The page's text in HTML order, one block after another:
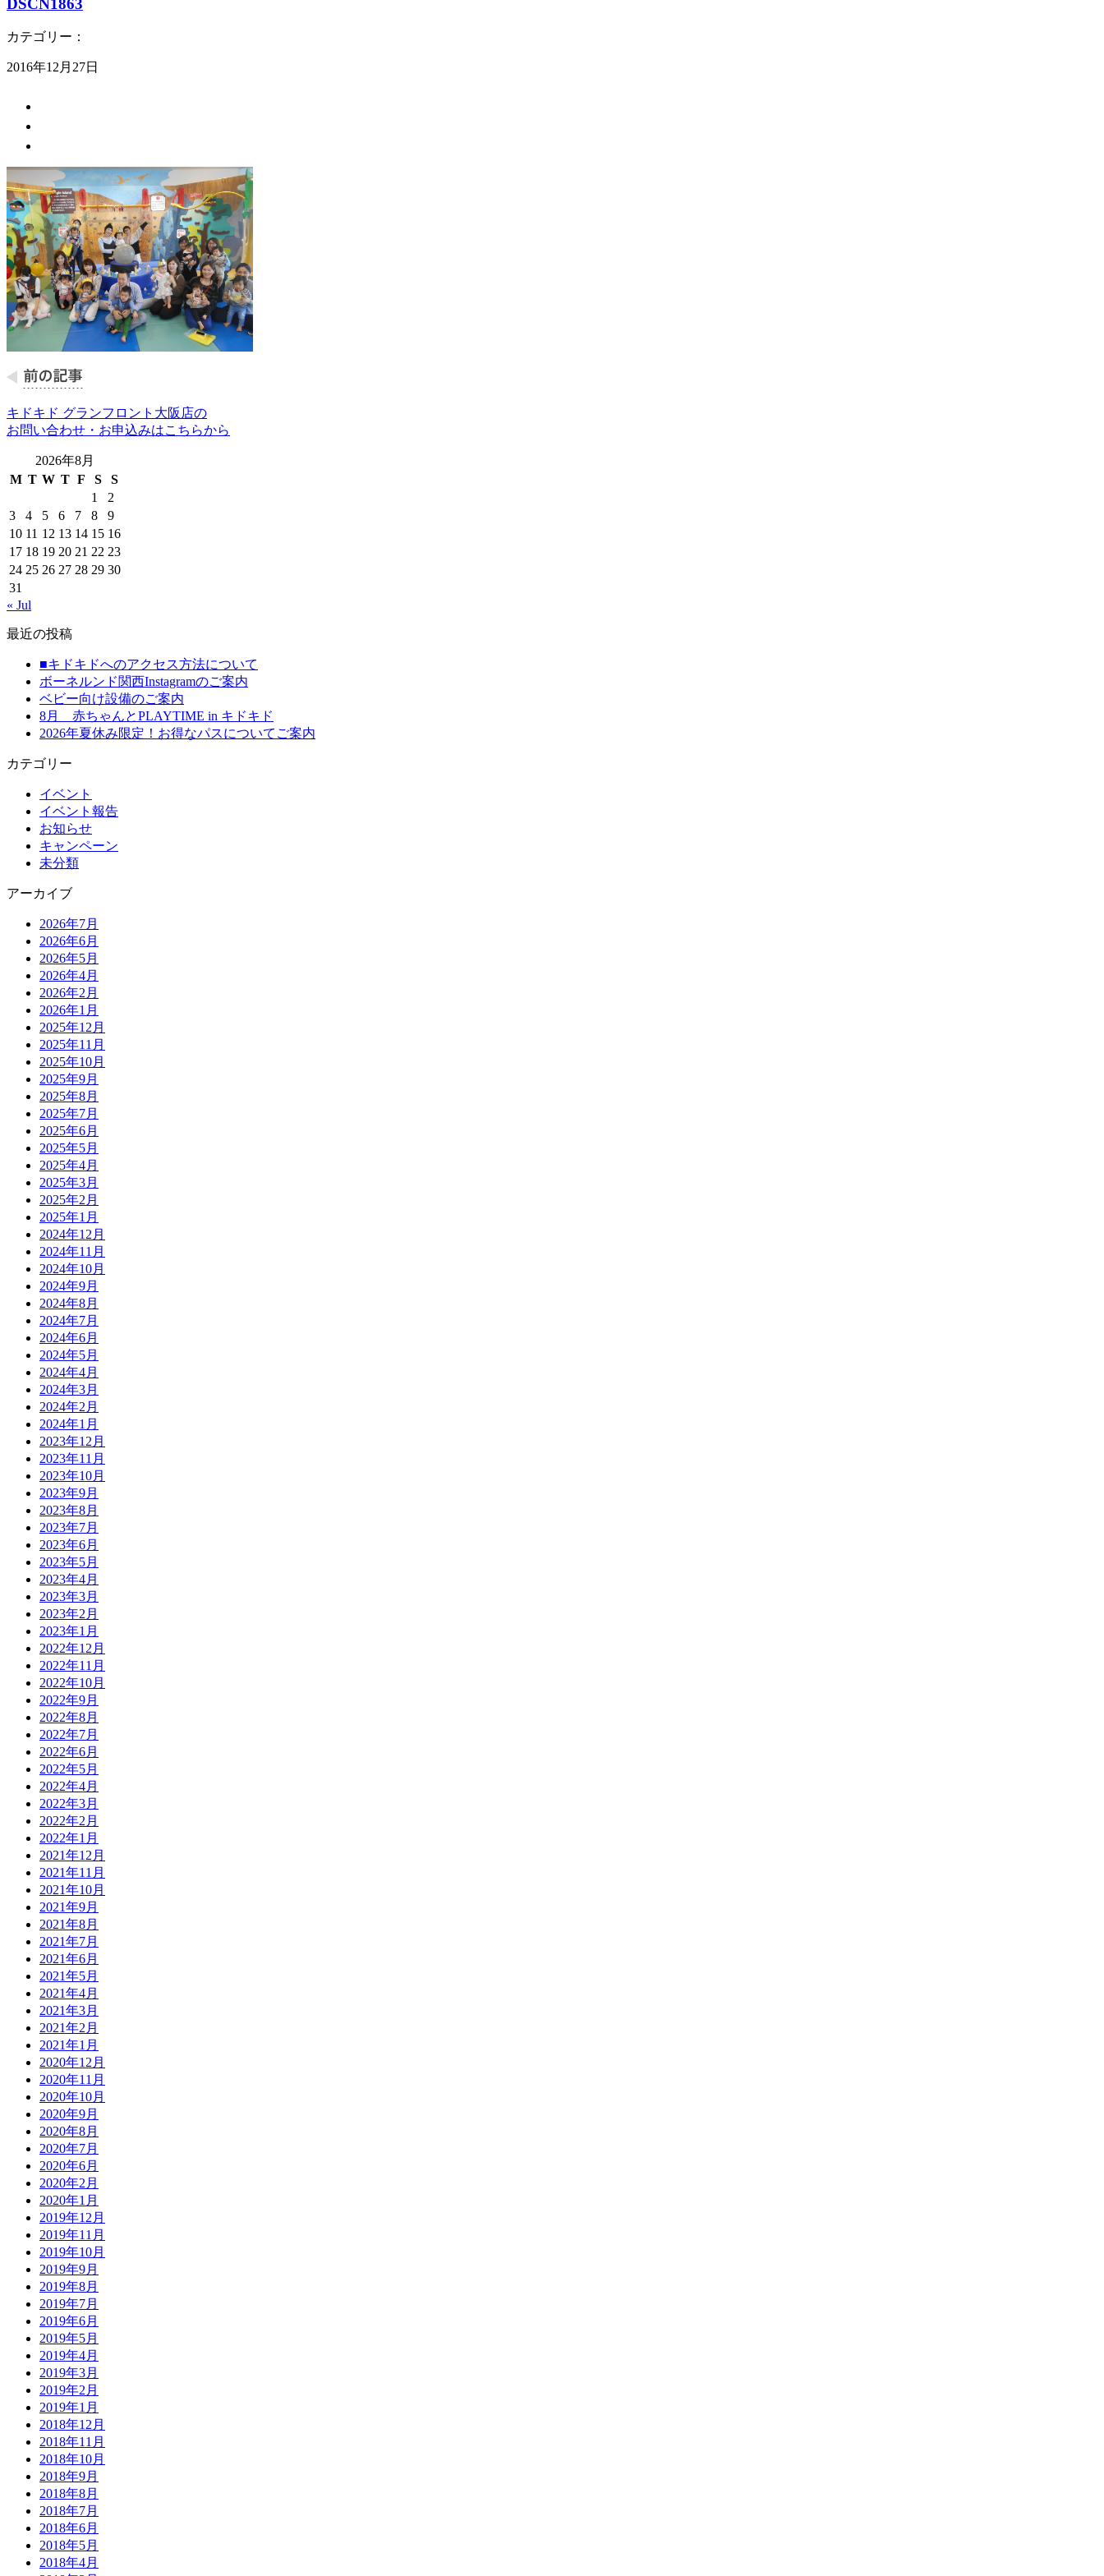
DSCN1863
カテゴリー：
2016年12月27日
キドキド グランフロント大阪店の
お問い合わせ・お申込みはこちらから
2026年8月
M T W T F S
S
1
2
3
4 5 6 7 8
9
10 11 12 13 14 15 16
17 18 19 20 21 22 23
24 25 26 27 28 29 30
31
« Jul
最近の投稿
■キドキドへのアクセス方法について
ボーネルンド関西Instagramのご案内
ベビー向け設備のご案内
8月 赤ちゃんとPLAYTIME in キドキド
2026年夏休み限定！お得なパスについてご案内
カテゴリー
イベント
イベント報告
お知らせ
キャンペーン
未分類
アーカイブ
2026年7月
2026年6月
2026年5月
2026年4月
2026年2月
2026年1月
2025年12月
2025年11月
2025年10月
2025年9月
2025年8月
2025年7月
2025年6月
2025年5月
2025年4月
2025年3月
2025年2月
2025年1月
2024年12月
2024年11月
2024年10月
2024年9月
2024年8月
2024年7月
2024年6月
2024年5月
2024年4月
2024年3月
2024年2月
2024年1月
2023年12月
2023年11月
2023年10月
2023年9月
2023年8月
2023年7月
2023年6月
2023年5月
2023年4月
2023年3月
2023年2月
2023年1月
2022年12月
2022年11月
2022年10月
2022年9月
2022年8月
2022年7月
2022年6月
2022年5月
2022年4月
2022年3月
2022年2月
2022年1月
2021年12月
2021年11月
2021年10月
2021年9月
2021年8月
2021年7月
2021年6月
2021年5月
2021年4月
2021年3月
2021年2月
2021年1月
2020年12月
2020年11月
2020年10月
2020年9月
2020年8月
2020年7月
2020年6月
2020年2月
2020年1月
2019年12月
2019年11月
2019年10月
2019年9月
2019年8月
2019年7月
2019年6月
2019年5月
2019年4月
2019年3月
2019年2月
2019年1月
2018年12月
2018年11月
2018年10月
2018年9月
2018年8月
2018年7月
2018年6月
2018年5月
2018年4月